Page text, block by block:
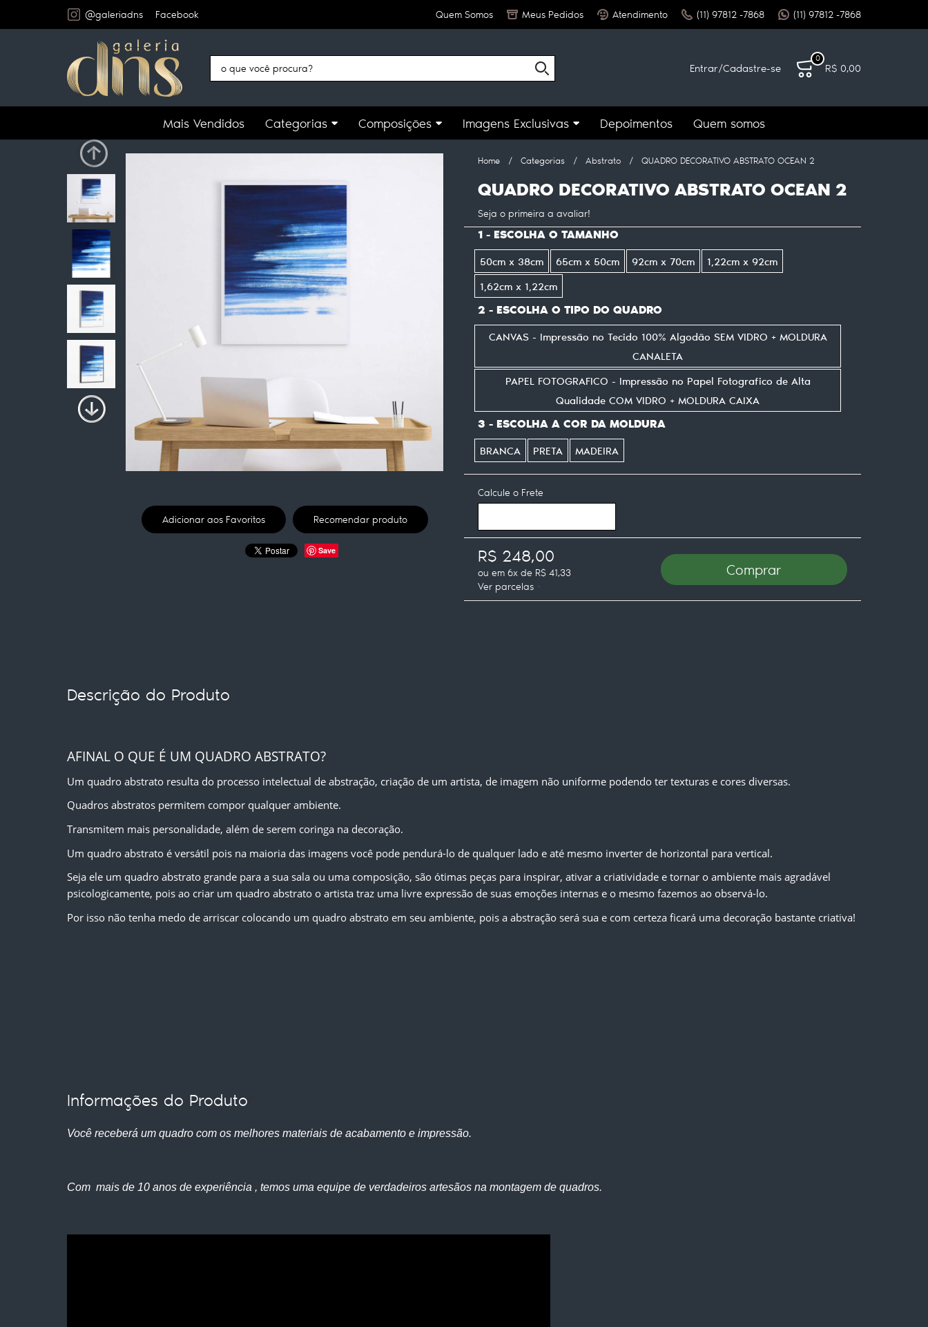
@galeriadns Facebook Quem Somos Meus Pedidos Atendimento (11) 97812 -7868 (11) 97812 -7868
Entrar/Cadastre-se
0
R$ 0,00
Mais Vendidos Categorias Composições Imagens Exclusivas Depoimentos Quem somos
Adicionar aos Favoritos Recomendar produto
Save
Home Categorias Abstrato QUADRO DECORATIVO ABSTRATO OCEAN 2
QUADRO DECORATIVO ABSTRATO OCEAN 2
Seja o primeira a avaliar!
1 - ESCOLHA O TAMANHO
50cm x 38cm 65cm x 50cm 92cm x 70cm
1,22cm x 92cm
1,62cm x 1,22cm
2 - ESCOLHA O TIPO DO QUADRO
CANVAS - Impressão no Tecido 100% Algodão SEM VIDRO + MOLDURA
CANALETA
PAPEL FOTOGRAFICO - Impressão no Papel Fotografico de Alta
Qualidade COM VIDRO + MOLDURA CAIXA
3 - ESCOLHA A COR DA MOLDURA
BRANCA PRETA MADEIRA
R$ 248,00
ou em 6x de R$ 41,33
Ver parcelas
Comprar
Calcule o Frete
Descrição do Produto
AFINAL O QUE É UM QUADRO ABSTRATO?
Um quadro abstrato resulta do processo intelectual de abstração, criação de um artista, de imagem não uniforme podendo ter texturas e cores diversas.
Quadros abstratos permitem compor qualquer ambiente.
Transmitem mais personalidade, além de serem coringa na decoração.
Um quadro abstrato é versátil pois na maioria das imagens você pode pendurá-lo de qualquer lado e até mesmo inverter de horizontal para vertical.
Seja ele um quadro abstrato grande para a sua sala ou uma composição, são ótimas peças para inspirar, ativar a criatividade e tornar o ambiente mais agradável
psicologicamente, pois ao criar um quadro abstrato o artista traz uma livre expressão de suas emoções internas e o mesmo fazemos ao observá-lo.
Por isso não tenha medo de arriscar colocando um quadro abstrato em seu ambiente, pois a abstração será sua e com certeza ficará uma decoração bastante criativa!
Informações do Produto
Você receberá um quadro com os melhores materiais de acabamento e impressão.
Com mais de 10 anos de experiência , temos uma equipe de verdadeiros artesãos na montagem de quadros.